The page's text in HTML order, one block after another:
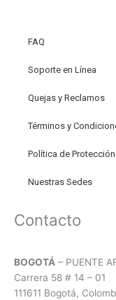
o
m
FAQ
Soporte en Línea
Quejas y Reclamos
Términos y
Política de
Nuestras Sedes
Contacto
BOGOTÁ – PUENTE
Carrera 58 # 14 – 01
111611 Bogotá,